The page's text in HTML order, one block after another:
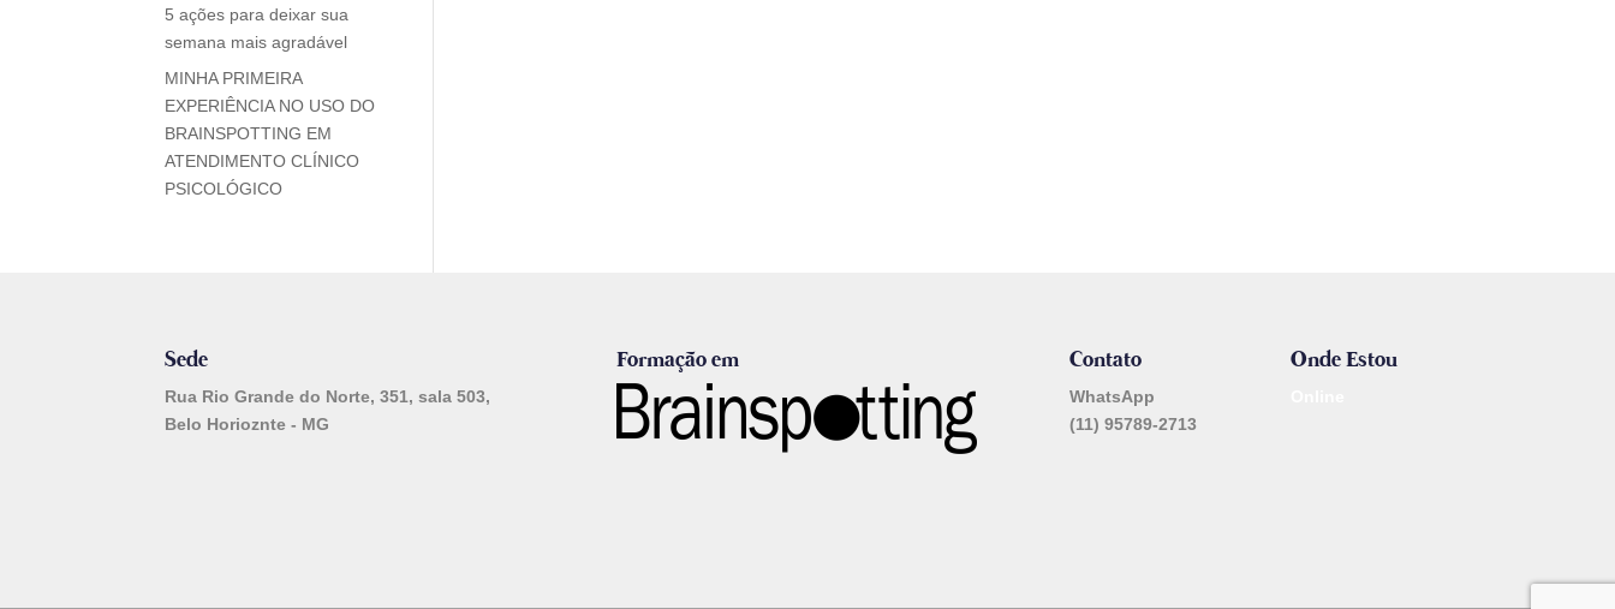
5 ações para deixar sua
semana mais agradável
MINHA PRIMEIRA
EXPERIÊNCIA NO USO DO
BRAINSPOTTING EM
ATENDIMENTO CLÍNICO
PSICOLÓGICO
Sede
Rua Rio Grande do Norte, 351, sala 503,
Belo Horioznte - MG
Formação em Contato
WhatsApp
(11) 95789-2713
Onde Estou